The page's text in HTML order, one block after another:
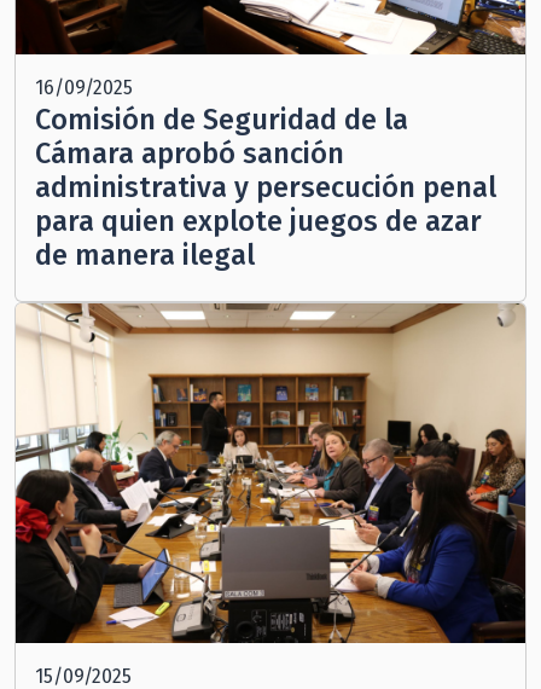
16/09/2025
Comisión de Seguridad de la
Cámara aprobó sanción
administrativa y persecución penal
para quien explote juegos de azar
de manera ilegal
15/09/2025